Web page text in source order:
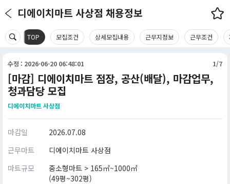
디에이치마트 사상점 채용정보
TOP 모집조건 상세모집내용 근무지정보 근무조건
수정 : 2026-06-20 06:48:01 1/7
[마감] 디에이치마트 점장, 공산(배달), 마감업무,
청과담당 모집
디에이치마트 사상점
마감일
2026.07.08
근무마트
디에이치마트 사상점
마트규모
중소형마트 > 165㎡~1000㎡
(49평~302평)